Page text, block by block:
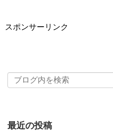
スポンサーリンク
最近の投稿